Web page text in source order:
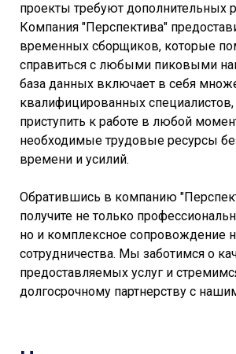
проекты требуют дополнительных
Компания "Перспектива"
временных сборщиков, которые
справиться с любыми пиковыми
база данных включает в себя
квалифицированных
приступить к работе в любой
необходимые трудовые ресурсы
времени и усилий.
Обратившись в компанию
получите не только
но и комплексное сопровождение
сотрудничества. Мы заботимся о
предоставляемых услуг и
долгосрочному партнерству с